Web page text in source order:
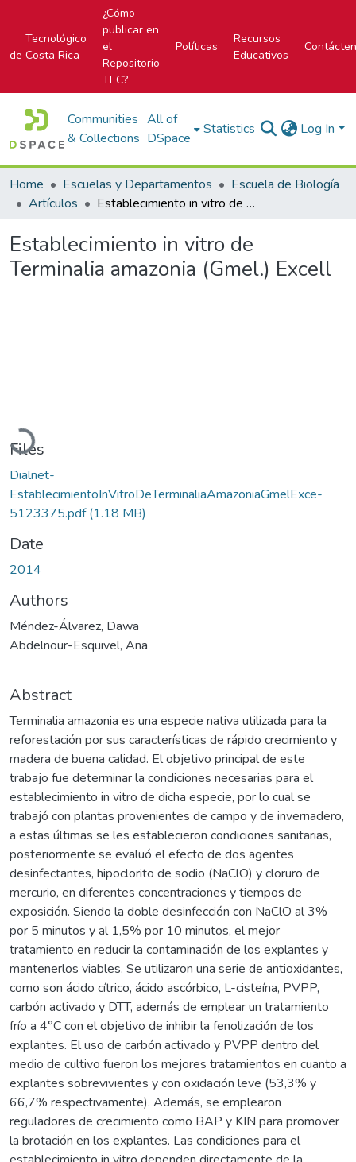
Tecnológico
de Costa Rica
¿Cómo
publicar en
el
Repositorio
TEC?
Políticas
Recursos
Educativos
Communities
& Collections
All of
DSpace
Statistics Log In
Home Escuelas y Departamentos
Escuela de Biología
Artículos
Establecimiento in vitro de Terminalia amazonia (Gmel.) Excell
Establecimiento in vitro de
Terminalia amazonia (Gmel.) Excell
Loading...
Files
Dialnet-
EstablecimientoInVitroDeTerminaliaAmazoniaGmelExce-
5123375.pdf(1.18 MB)
Date
2014
Authors
Méndez-Álvarez, Dawa
Abdelnour-Esquivel, Ana
Abstract
Terminalia amazonia es una especie nativa utilizada para la
reforestación por sus características de rápido crecimiento y
madera de buena calidad. El objetivo principal de este
trabajo fue determinar la condiciones necesarias para el
establecimiento in vitro de dicha especie, por lo cual se
trabajó con plantas provenientes de campo y de invernadero,
a estas últimas se les establecieron condiciones sanitarias,
posteriormente se evaluó el efecto de dos agentes
desinfectantes, hipoclorito de sodio (NaClO) y cloruro de
mercurio, en diferentes concentraciones y tiempos de
exposición. Siendo la doble desinfección con NaClO al 3%
por 5 minutos y al 1,5% por 10 minutos, el mejor
tratamiento en reducir la contaminación de los explantes y
mantenerlos viables. Se utilizaron una serie de antioxidantes,
como son ácido cítrico, ácido ascórbico, L-cisteína, PVPP,
carbón activado y DTT, además de emplear un tratamiento
frío a 4°C con el objetivo de inhibir la fenolización de los
explantes. El uso de carbón activado y PVPP dentro del
medio de cultivo fueron los mejores tratamientos en cuanto a
explantes sobrevivientes y con oxidación leve (53,3% y
66,7% respectivamente). Además, se emplearon
reguladores de crecimiento como BAP y KIN para promover
la brotación en los explantes. Las condiciones para el